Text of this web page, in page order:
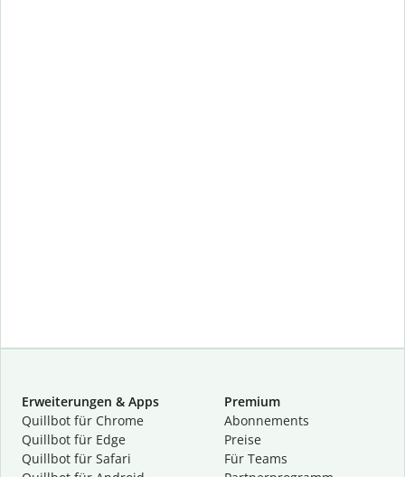
Erweiterungen & Apps
Quillbot für Chrome
Quillbot für Edge
Quillbot für Safari
Premium
Abon­ne­ments
Preise
Für Teams